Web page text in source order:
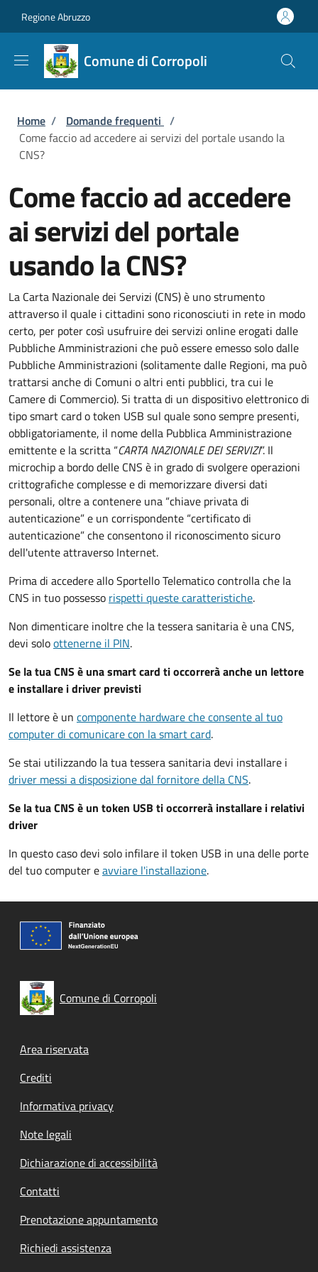
Regione Abruzzo
Comune di Corropoli
Briciole di pane
Home / Domande frequenti /
Come faccio ad accedere ai servizi del portale usando la
CNS?
Come faccio ad accedere
ai servizi del portale
usando la CNS?
La Carta Nazionale dei Servizi (CNS) è uno strumento
attraverso il quale i cittadini sono riconosciuti in rete in modo
certo, per poter così usufruire dei servizi online erogati dalle
Pubbliche Amministrazioni che può essere emesso solo dalle
Pubbliche Amministrazioni (solitamente dalle Regioni, ma può
trattarsi anche di Comuni o altri enti pubblici, tra cui le
Camere di Commercio).Si tratta di un dispositivo elettronico di
tiposmart cardo token USB sul quale sono sempre presenti,
obbligatoriamente, il nome della Pubblica Amministrazione
emittente e la scritta “CARTA NAZIONALE DEI SERVIZI”. Il
microchip a bordo delle CNS è in grado di svolgere operazioni
crittografiche complesse e di memorizzare diversi dati
personali, oltre a contenere una “chiave privata di
autenticazione” e un corrispondente “certificato di
autenticazione” che consentono il riconoscimento sicuro
dell'utente attraverso Internet.
Prima di accedere allo Sportello Telematico controlla che la
CNS in tuo possesso rispetti queste caratteristiche.
Non dimenticare inoltre che la tessera sanitaria è una CNS,
devi soloottenerne il PIN.
Se la tua CNS è una smart card ti occorrerà anche un lettore
e installare i driver previsti
Il lettore è un componente hardware che consente al tuo
computer di comunicare con la smart card.
Se stai utilizzando la tua tessera sanitaria devi installare i
driver messi a disposizione dal fornitore della CNS.
Se la tua CNS è un token USB ti occorrerà installare i relativi
driver
In questo caso devi solo infilare il token USB in una delle porte
del tuo computer eavviare l'installazione.
Comune di Corropoli
Footer menu
Area riservata
Crediti
Informativa privacy
Note legali
Dichiarazione di accessibilità
Contatti
Prenotazione appuntamento
Richiedi assistenza